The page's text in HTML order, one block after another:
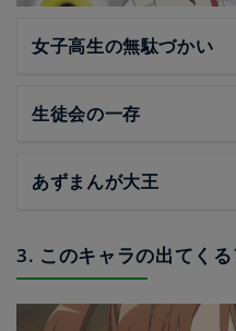
女子高生の無駄づかい
生徒会の一存
あずまんが大王
3. このキャラの出てくる